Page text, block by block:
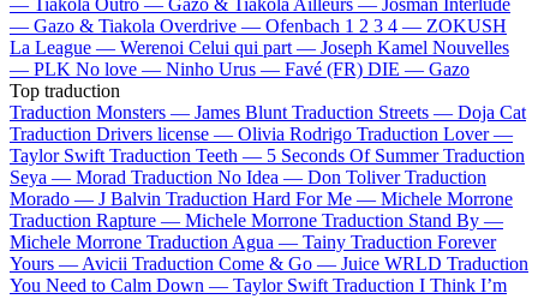
— Tiakola Outro — Gazo & TiakolaAilleurs — Josman Interlude
— Gazo & Tiakola Overdrive — Ofenbach 1 2 3 4 — ZOKUSH
La League — Werenoi Celui qui part — Joseph Kamel Nouvelles
— PLK No love — Ninho Urus — Favé (FR) DIE — Gazo
Top traduction
Traduction Monsters — James Blunt Traduction Streets — Doja Cat
Traduction Drivers license — Olivia Rodrigo Traduction Lover —
Taylor Swift Traduction Teeth — 5 Seconds Of Summer Traduction
Seya — Morad Traduction No Idea — Don Toliver Traduction
Morado — J Balvin Traduction Hard For Me — Michele Morrone
Traduction Rapture — Michele Morrone Traduction Stand By —
Michele Morrone Traduction Agua — Tainy Traduction Forever
Yours —Avicii Traduction Come & Go — Juice WRLD Traduction
You Need to Calm Down — Taylor Swift Traduction I Think I’m